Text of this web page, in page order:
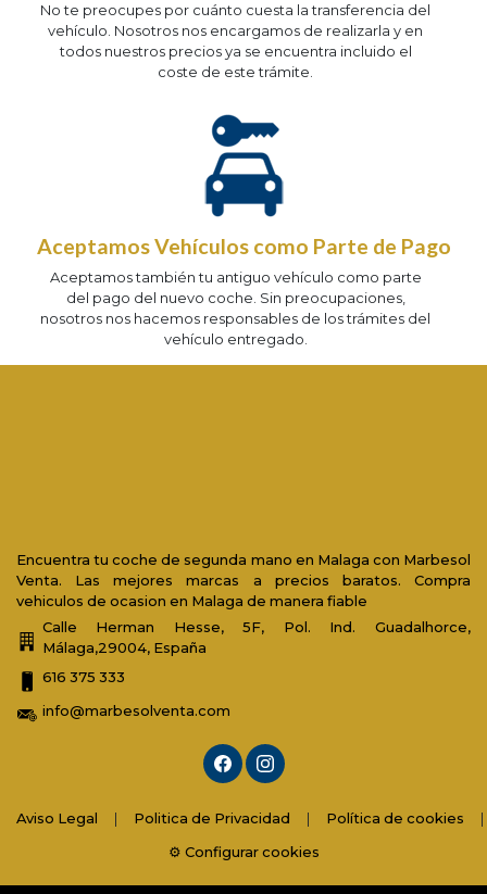
No te preocupes por cuánto cuesta la transferencia del
vehículo. Nosotros nos encargamos de realizarla y en
todos nuestros precios ya se encuentra incluido el
coste de este trámite.
Aceptamos Vehículos como Parte de Pago
Aceptamos también tu antiguo vehículo como parte
del pago del nuevo coche. Sin preocupaciones,
nosotros nos hacemos responsables de los trámites del
vehículo entregado.
Encuentra tu coche de segunda mano en Malaga con Marbesol
Venta. Las mejores marcas a precios baratos. Compra
vehiculos de ocasion en Malaga de manera fiable
Calle Herman Hesse, 5F, Pol. Ind. Guadalhorce,
Málaga,29004, España
616 375 333
info@marbesolventa.com
Aviso Legal | Politica de Privacidad | Política de cookies
|
⚙️ Configurar cookies